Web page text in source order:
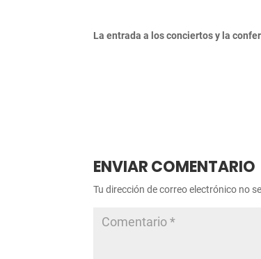
La entrada a los conciertos y la
ENVIAR COMENTARIO
Tu dirección de correo electrónico no